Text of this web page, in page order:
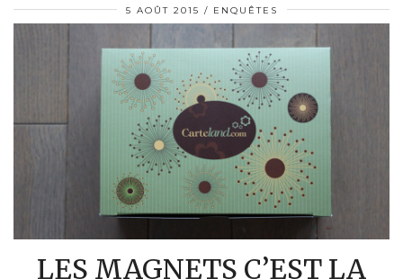
5 AOÛT 2015 ENQUÊTES
LES MAGNETS C’EST LA